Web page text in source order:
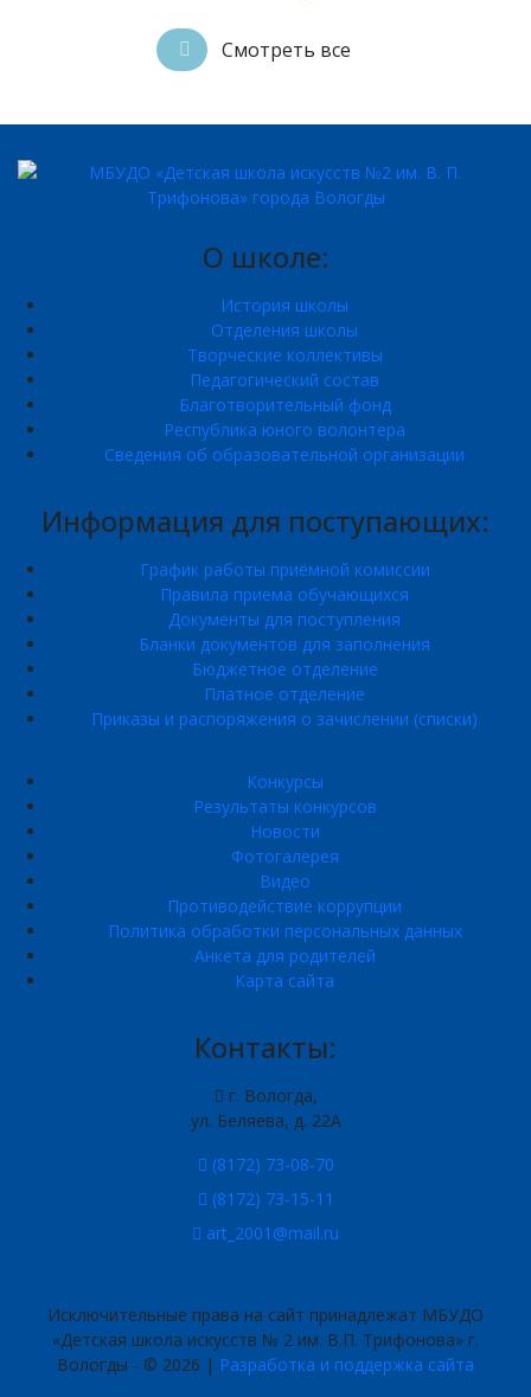
Смотреть все
О школе:
История школы
Отделения школы
Творческие коллективы
Педагогический состав
Благотворительный фонд
Республика юного волонтера
Сведения об образовательной организации
Информация для поступающих:
График работы приёмной комиссии
Правила приема обучающихся
Документы для поступления
Бланки документов для заполнения
Бюджетное отделение
Платное отделение
Приказы и распоряжения о зачислении (списки)
Конкурсы
Результаты конкурсов
Новости
Фотогалерея
Видео
Противодействие коррупции
Политика обработки персональных данных
Анкета для родителей
Карта сайта
Контакты:
г. Вологда,
ул. Беляева, д. 22А
(8172) 73-08-70
(8172) 73-15-11
art_2001@mail.ru
Исключительные права на сайт принадлежат МБУДО
«Детская школа искусств № 2 им. В.П. Трифонова» г.
Вологды - © 2026 | Разработка и поддержка сайта